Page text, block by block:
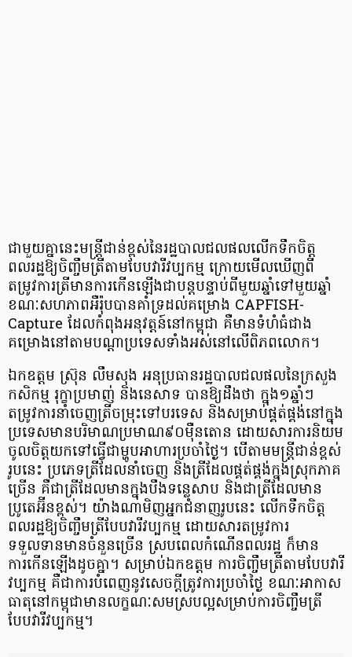
ជាមួយគ្នានេះមន្ត្រីជាន់ខ្ពស់នៃរដ្ឋបាលជលផលលើកទឹកចិត្ត
ពលរដ្ឋឱ្យចិញ្ចឹមត្រីតាមបែបវារីវប្បកម្ម ក្រោយមើលឃើញពី
តម្រូវការត្រីមានការកើនឡើងជាបន្តបន្ទាប់ពីមួយឆ្នាំទៅមួយឆ្នាំ
ខណៈសហភាពអឺរ៉ុបបានគាំទ្រដល់គម្រោង CAPFISH-
Capture ដែលកំពុងអនុវត្តន៍នៅកម្ពុជា គឺមានទំហំធំជាង
គម្រោងនៅតាមបណ្ដាប្រទេសទាំងអស់នៅលើពិភពលោក។
​ឯកឧត្តម ស្រ៊ុន លឹមសុង អនុប្រធានរដ្ឋបាលជលផលនៃក្រសួង
កសិកម្ម រុក្ខាប្រមាញ់ និងនេសាទ បានឱ្យដឹងថា ក្នុង១ឆ្នាំៗ
តម្រូវការនាំចេញត្រីចម្រុះទៅបរទេស និងសម្រាប់ផ្គត់ផ្គង់នៅក្នុង
ប្រទេសមានបរិមាណប្រមាណ៩០ម៉ឺនតោន ដោយសារការនិយម
ចូលចិត្តយកទៅធ្វើជាម្ហូបអាហារប្រចាំថ្ងៃ។ បើតាមមន្រ្តីជាន់ខ្ពស់
រូបនេះ ប្រភេទត្រីដែលនាំចេញ និងត្រីដែលផ្គត់ផ្គង់ក្នុងស្រុកភាគ
ច្រើន គឺជាត្រីដែលមានក្នុងបឹងទន្លេសាប និងជាត្រីដែលមាន
ប្រូតេអ៊ីនខ្ពស់​។ យ៉ាងណាមិញអ្នកជំនាញរូបនេះ លើកទឹកចិត្ត
ពលរដ្ឋឱ្យចិញ្ចឹមត្រីបែបវារីវប្បកម្ម ដោយសារតម្រូវការ
ទទួលទានមានចំនួនច្រើន ស្របពេលកំណើនពលរដ្ឋ ក៏មាន
ការកើនឡើងដូចគ្នា។ សម្រាប់ឯកឧត្តម ការចិញ្ចឹមត្រីតាមបែបវារី
វប្បកម្ម គឺជាការបំពេញនូវសេចក្ដីត្រូវការប្រចាំថ្ងៃ ខណៈអាកាស
ធាតុនៅកម្ពុជាមានលក្ខណៈសមស្របល្អសម្រាប់ការចិញ្ចឹមត្រី
បែបវារីវប្បកម្ម។